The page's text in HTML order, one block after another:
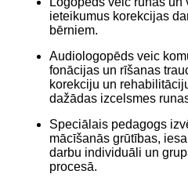
ieteikumus korekcijas
bērniem.
Audiologopēds veic
fonācijas un rīšanas
korekciju un
dažādas izcelsmes
Speciālais pedagogs
mācīšanās grūtības,
darbu individuāli un
procesā.